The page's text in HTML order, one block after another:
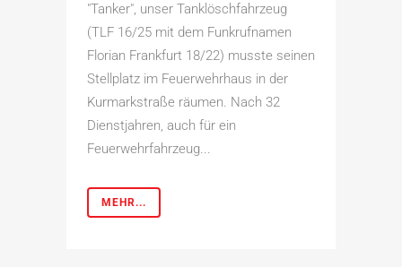
"Tanker", unser Tanklöschfahrzeug
(TLF 16/25 mit dem Funkrufnamen
Florian Frankfurt 18/22) musste seinen
Stellplatz im Feuerwehrhaus in der
Kurmarkstraße räumen. Nach 32
Dienstjahren, auch für ein
Feuerwehrfahrzeug...
MEHR...